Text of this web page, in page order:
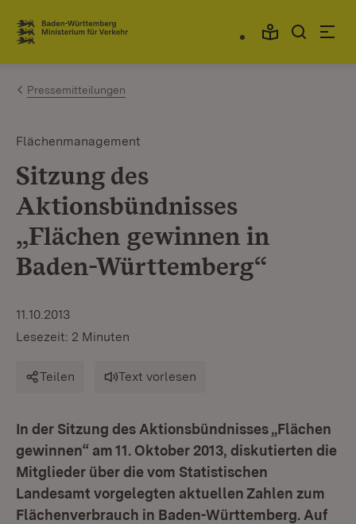
Zum Inhalt springen
Link zur Startseite
Pressemitteilungen
Flächenmanagement
Sitzung des
Aktionsbündnisses
„Flächen gewinnen in
Baden-Württemberg“
11.10.2013
Lesezeit: 2 Minuten
Teilen Text vorlesen
In der Sitzung des Aktionsbündnisses „Flächen
gewinnen“ am 11. Oktober 2013, diskutierten die
Mitglieder über die vom Statistischen
Landesamt vorgelegten aktuellen Zahlen zum
Flächenverbrauch in Baden-Württemberg. Auf